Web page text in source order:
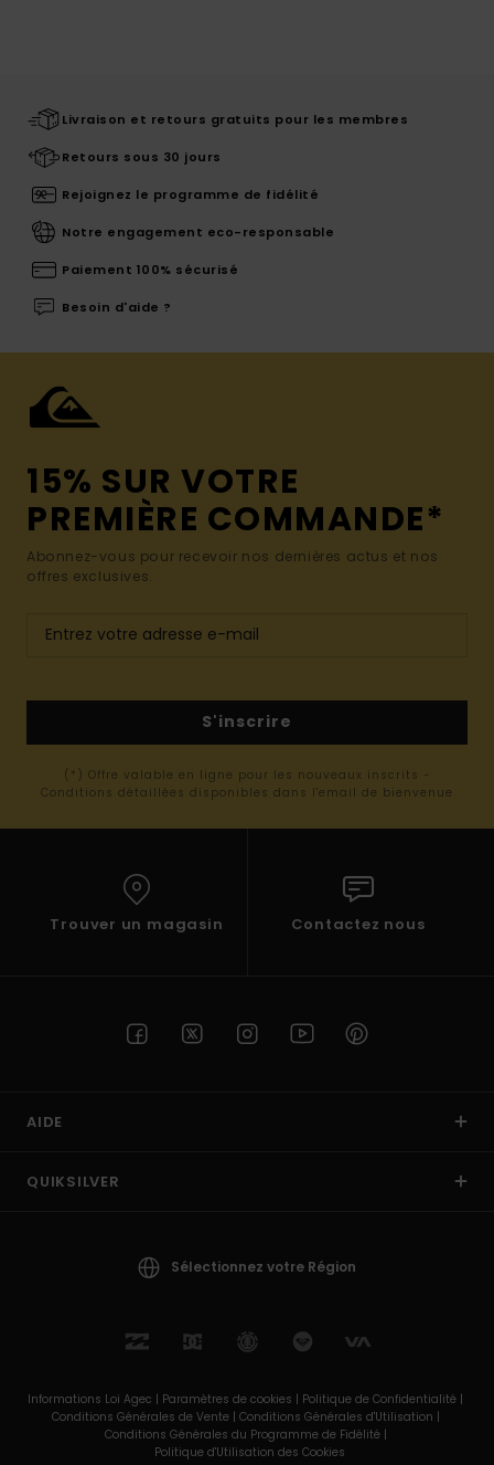
Livraison et retours gratuits pour les membres
Retours sous 30 jours
Rejoignez le programme de fidélité
Notre engagement eco-responsable
Paiement 100% sécurisé
Besoin d'aide ?
15% SUR VOTRE
PREMIÈRE COMMANDE*
Abonnez-vous pour recevoir nos dernières actus et nos
offres exclusives.
S'inscrire
(*) Offre valable en ligne pour les nouveaux inscrits -
Conditions détaillées disponibles dans l'email de bienvenue
Trouver un magasin Contactez nous
AIDE
QUIKSILVER
Sélectionnez votre Région
Informations Loi Agec | Paramètres de cookies | Politique de Confidentialité |
Conditions Générales de Vente | Conditions Générales d'Utilisation |
Conditions Générales du Programme de Fidélité |
Politique d'Utilisation des Cookies